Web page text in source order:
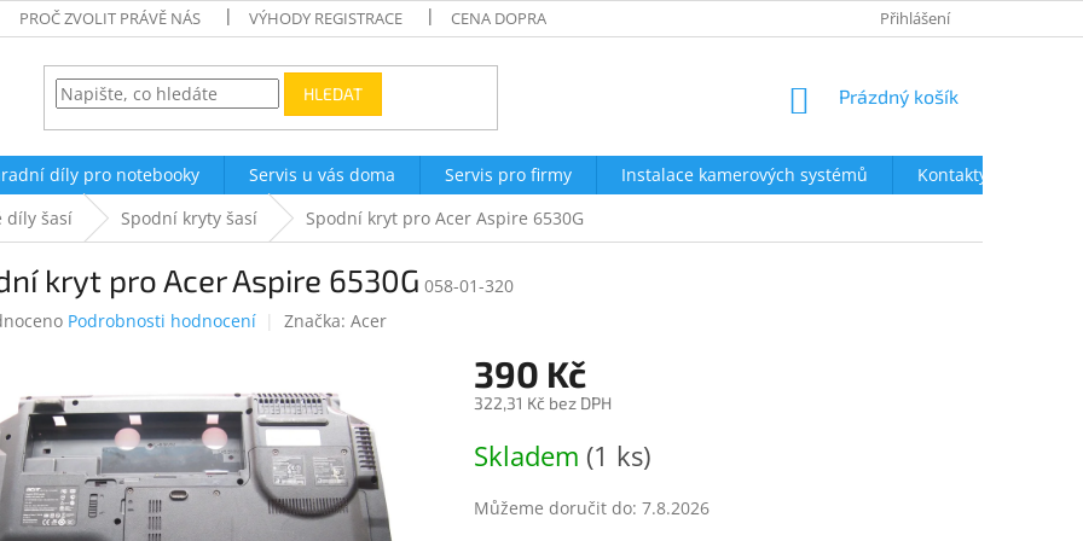
PROČ ZVOLIT PRÁVĚ NÁS VÝHODY REGISTRACE CENA DOPRAVY OBCHODNÍ PODMÍNKY
Přihlášení
HLEDAT
NÁKUPNÍ
Prázdný košík
díly pro notebooky Servis u vás doma Servis pro firmy Instalace kamerových systémů
Kontakty
díly šasí Spodní kryty šasí Spodní kryt pro Acer Aspire 6530G
kryt pro Acer Aspire 6530G 058-01-320
Podrobnosti hodnocení Značka: Acer
390 Kč
322,31 Kč bez DPH
cena:
Skladem (1 ks)
Můžeme doručit do: 7.8.2026